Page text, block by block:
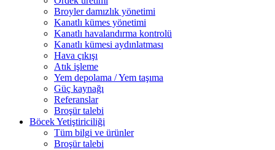
Broyler damızlık yönetimi
Kanatlı kümes yönetimi
Kanatlı havalandırma kontrolü
Kanatlı kümesi aydınlatması
Hava çıkışı
Atık işleme
Yem depolama / Yem taşıma
Güç kaynağı
Referanslar
Broşür talebi
Böcek Yetiştiriciliği
Tüm bilgi ve ürünler
Broşür talebi